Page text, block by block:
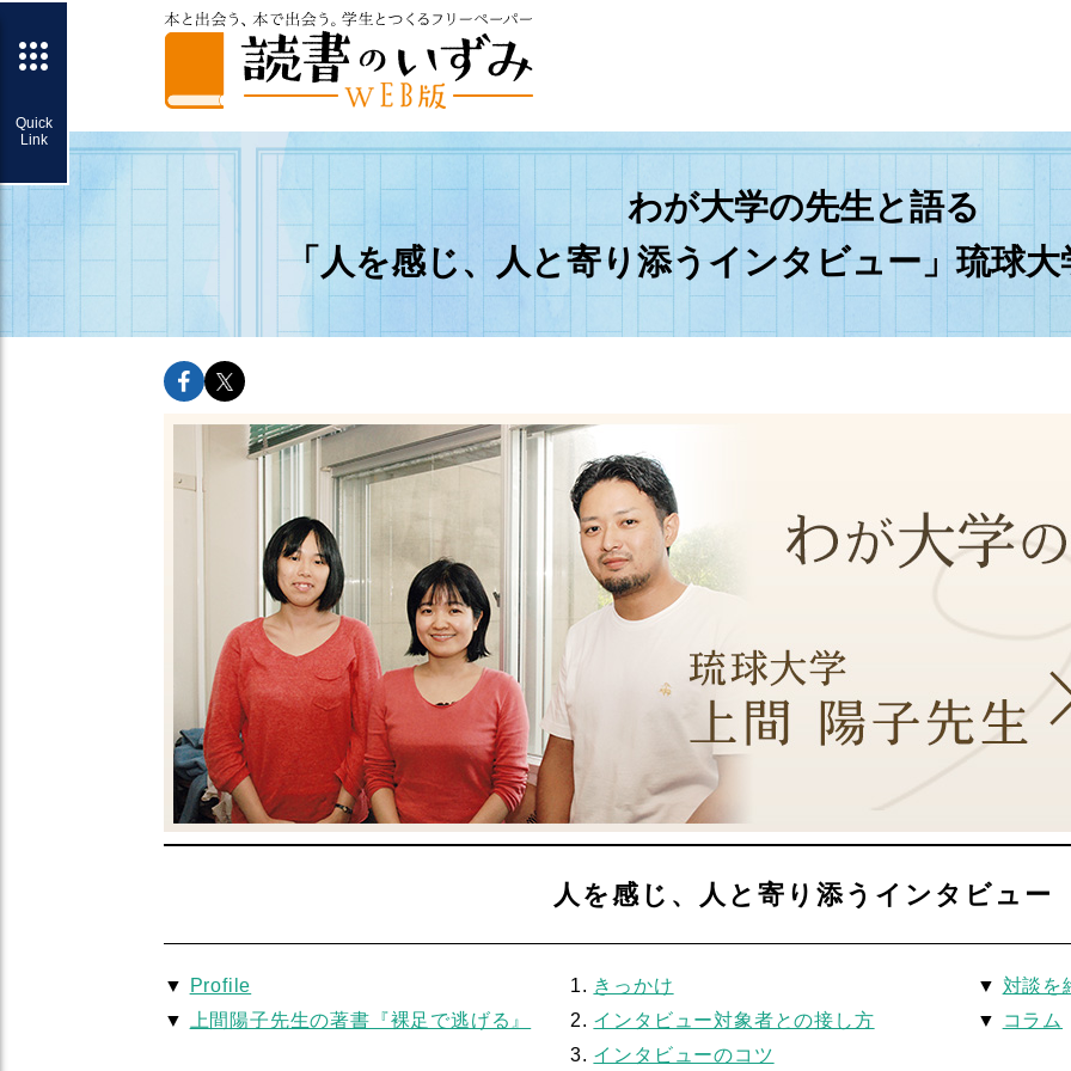
わが大学の先生と語る
「人を感じ、人と寄り添うインタビュー」琉球大
facebookでshareできます
人を感じ、人と寄り添うインタビュー
▼
Profile
▼
上間陽子先生の著書『裸足で逃げる』
1. きっかけ
2. インタビュー対象者との接し方
3. インタビューのコツ
▼ 対談を
▼
コラム